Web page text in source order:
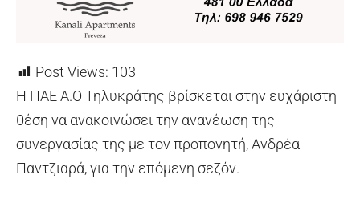
Post Views: 103
Η ΠΑΕ Α.Ο Τηλυκράτης βρίσκεται στην ευχάριστη
θέση να ανακοινώσει την ανανέωση της
συνεργασίας της με τον προπονητή, Ανδρέα
Παντζιαρά, για την επόμενη σεζόν.